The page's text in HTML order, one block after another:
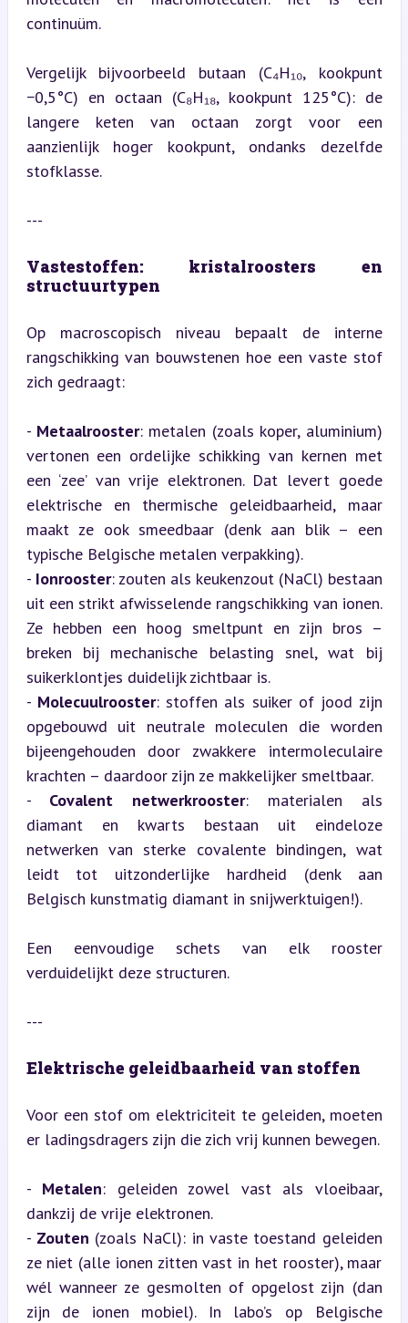
continuüm.
Vergelijk bijvoorbeeld butaan (C₄H₁₀, kookpunt
−0,5°C) en octaan (C₈H₁₈, kookpunt 125°C): de
langere keten van octaan zorgt voor een
aanzienlijk hoger kookpunt, ondanks dezelfde
stofklasse.
---
Vastestoffen: kristalroosters en
structuurtypen
Op macroscopisch niveau bepaalt de interne
rangschikking van bouwstenen hoe een vaste stof
zich gedraagt:
- Metaalrooster: metalen (zoals koper, aluminium)
vertonen een ordelijke schikking van kernen met
een ‘zee’ van vrije elektronen. Dat levert goede
elektrische en thermische geleidbaarheid, maar
maakt ze ook smeedbaar (denk aan blik – een
typische Belgische metalen verpakking).
- Ionrooster: zouten als keukenzout (NaCl) bestaan
uit een strikt afwisselende rangschikking van ionen.
Ze hebben een hoog smeltpunt en zijn bros –
breken bij mechanische belasting snel, wat bij
suikerklontjes duidelijk zichtbaar is.
- Molecuulrooster: stoffen als suiker of jood zijn
opgebouwd uit neutrale moleculen die worden
bijeengehouden door zwakkere intermoleculaire
krachten – daardoor zijn ze makkelijker smeltbaar.
- Covalent netwerkrooster: materialen als
diamant en kwarts bestaan uit eindeloze
netwerken van sterke covalente bindingen, wat
leidt tot uitzonderlijke hardheid (denk aan
Belgisch kunstmatig diamant in snijwerktuigen!).
Een eenvoudige schets van elk rooster
verduidelijkt deze structuren.
---
Elektrische geleidbaarheid van stoffen
Voor een stof om elektriciteit te geleiden, moeten
er ladingsdragers zijn die zich vrij kunnen bewegen.
- Metalen: geleiden zowel vast als vloeibaar,
dankzij de vrije elektronen.
- Zouten (zoals NaCl): in vaste toestand geleiden
ze niet (alle ionen zitten vast in het rooster), maar
wél wanneer ze gesmolten of opgelost zijn (dan
zijn de ionen mobiel). In labo’s op Belgische